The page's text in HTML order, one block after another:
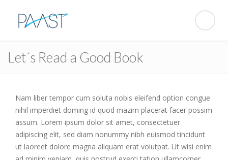
Let´s Read a Good Book
Nam liber tempor cum soluta nobis eleifend option congue
nihil imperdiet doming id quod mazim placerat facer possim
assum. Lorem ipsum dolor sit amet, consectetuer
adipiscing elit, sed diam nonummy nibh euismod tincidunt
ut laoreet dolore magna aliquam erat volutpat. Ut wisi enim